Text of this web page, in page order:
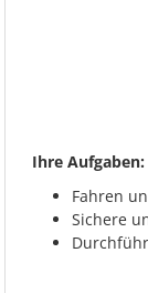
Ihre Aufgaben:
Fahren
Sichere